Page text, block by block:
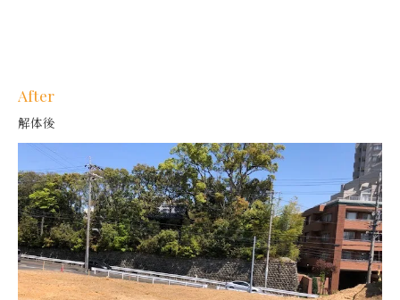
After
解体後